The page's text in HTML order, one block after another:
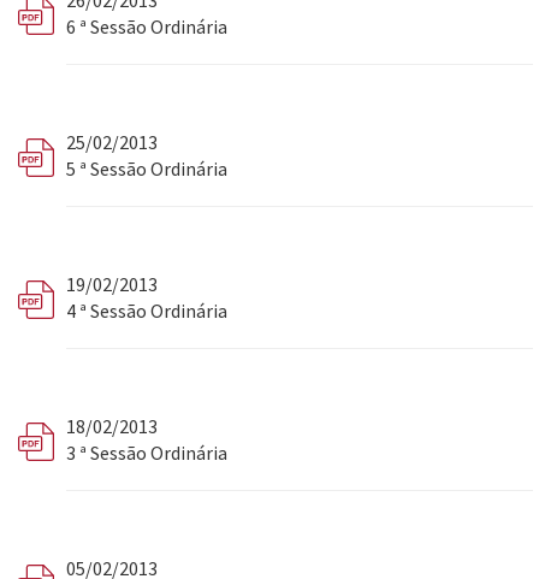
6 ª Sessão Ordinária
25/02/2013
5 ª Sessão Ordinária
19/02/2013
4 ª Sessão Ordinária
18/02/2013
3 ª Sessão Ordinária
05/02/2013